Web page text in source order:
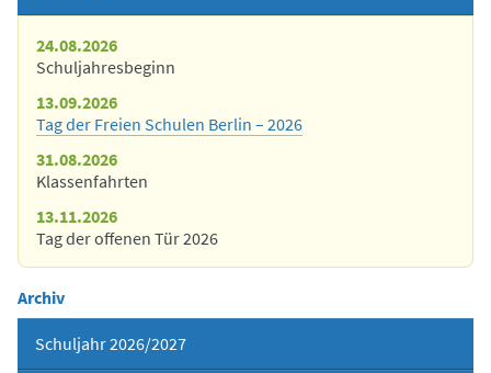
24.08.2026
Schuljahresbeginn
13.09.2026
Tag der Freien Schulen Berlin – 2026
31.08.2026
Klassenfahrten
13.11.2026
Tag der offenen Tür 2026
Archiv
Schuljahr 2026/2027